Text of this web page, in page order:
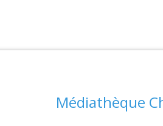
Médiathèque